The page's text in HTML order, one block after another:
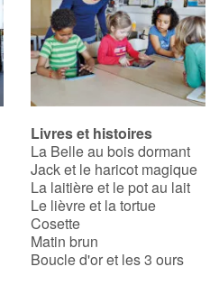
Livres et histoires
La Belle au bois dormant
Jack et le haricot magique
La laitière et le pot au lait
Le lièvre et la tortue
Cosette
Matin brun
Boucle d'or et les 3 ours